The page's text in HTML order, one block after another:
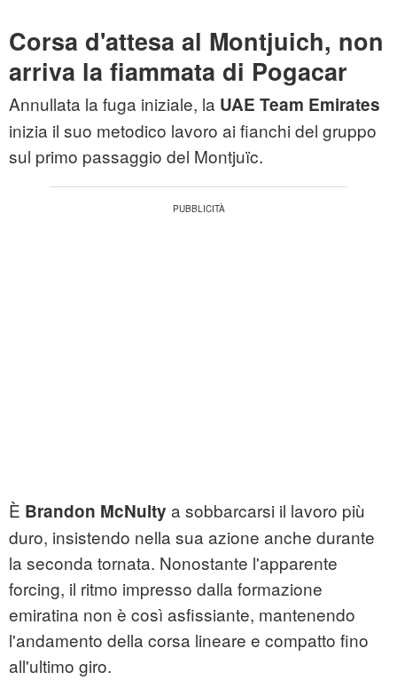
Corsa d'attesa al Montjuich, non
arriva la fiammata di Pogacar
Annullata la fuga iniziale, la UAE Team Emirates
inizia il suo metodico lavoro ai fianchi del gruppo
sul primo passaggio del Montjuïc.
È Brandon McNulty a sobbarcarsi il lavoro più
duro, insistendo nella sua azione anche durante
la seconda tornata. Nonostante l'apparente
forcing, il ritmo impresso dalla formazione
emiratina non è così asfissiante, mantenendo
l'andamento della corsa lineare e compatto fino
all'ultimo giro.